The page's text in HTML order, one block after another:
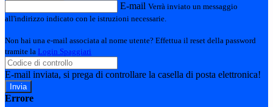
E-mail Verrà inviato un messaggio
all'indirizzo indicato con le istruzioni necessarie.
Non hai una e-mail associata al nome utente? Effettua il reset della password
tramite la Login Spaggiari
E-mail inviata, si prega di controllare la casella di posta elettronica!
Errore